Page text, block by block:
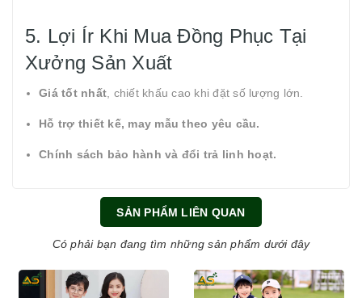
5. Lợi Ír Khi Mua Đồng Phục Tại
Xưởng Sản Xuất
Giá tốt nhất , chiết khấu cao khi đặt số lượng lớn.
Hỗ trợ thiết kế, may mẫu theo yêu cầu.
Chính sách bảo hành và đổi trả linh hoạt.
SẢN PHẨM LIÊN QUAN
Có phải bạn đang tìm những sản phẩm dưới đây